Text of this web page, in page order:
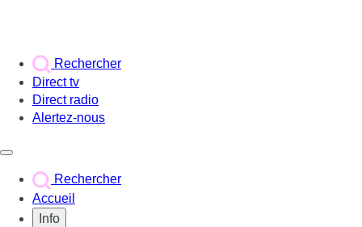
Rechercher
Direct tv
Direct radio
Alertez-nous
Rechercher
Accueil
Info